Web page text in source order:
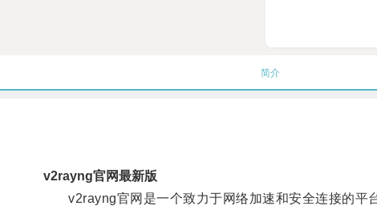
简介
v2rayng官网最新版
v2rayng官网是一个致力于网络加速和安全连接的平